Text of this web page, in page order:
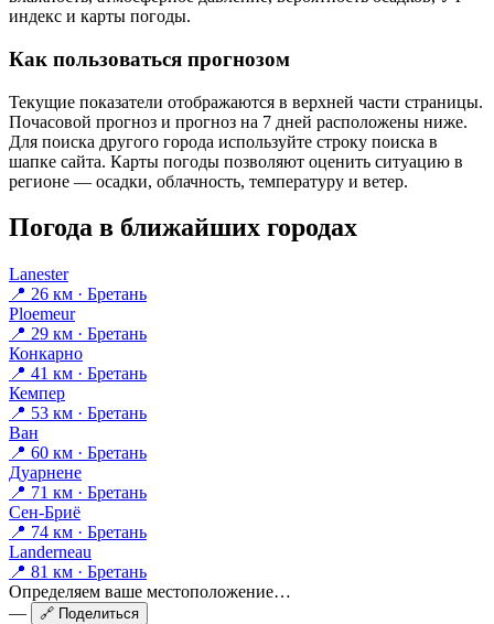
индекс и карты погоды.
Как пользоваться прогнозом
Текущие показатели отображаются в верхней части страницы.
Почасовой прогноз и прогноз на 7 дней расположены ниже.
Для поиска другого города используйте строку поиска в
шапке сайта. Карты погоды позволяют оценить ситуацию в
регионе — осадки, облачность, температуру и ветер.
Погода в ближайших городах
Lanester
📍 26 км · Бретань
Ploemeur
📍 29 км · Бретань
Конкарно
📍 41 км · Бретань
Кемпер
📍 53 км · Бретань
Ван
📍 60 км · Бретань
Дуарнене
📍 71 км · Бретань
Сен-Бриё
📍 74 км · Бретань
Landerneau
📍 81 км · Бретань
Определяем ваше местоположение…
—
🔗 Поделиться